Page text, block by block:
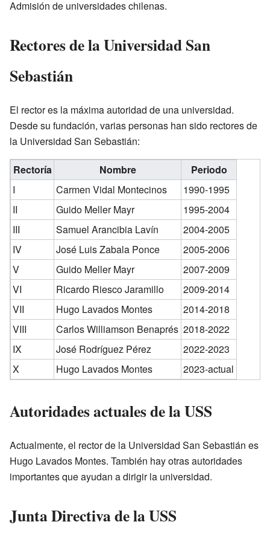
Admisión de universidades chilenas.
Rectores de la Universidad San
Sebastián
El rector es la máxima autoridad de una universidad.
Desde su fundación, varias personas han sido rectores de
la Universidad San Sebastián:
Rectoría Nombre
Periodo
I
Carmen Vidal Montecinos
1990-1995
II
Guido Meller Mayr
1995-2004
III
Samuel Arancibia Lavín
2004-2005
IV
José Luis Zabala Ponce
2005-2006
V
Guido Meller Mayr
2007-2009
VI
Ricardo Riesco Jaramillo
2009-2014
VII
Hugo Lavados Montes
2014-2018
VIII
Carlos Williamson Benaprés 2018-2022
IX
José Rodríguez Pérez
2022-2023
X
Hugo Lavados Montes 2023-actual
Autoridades actuales de la USS
Actualmente, el rector de la Universidad San Sebastián es
Hugo Lavados Montes. También hay otras autoridades
importantes que ayudan a dirigir la universidad.
Junta Directiva de la USS